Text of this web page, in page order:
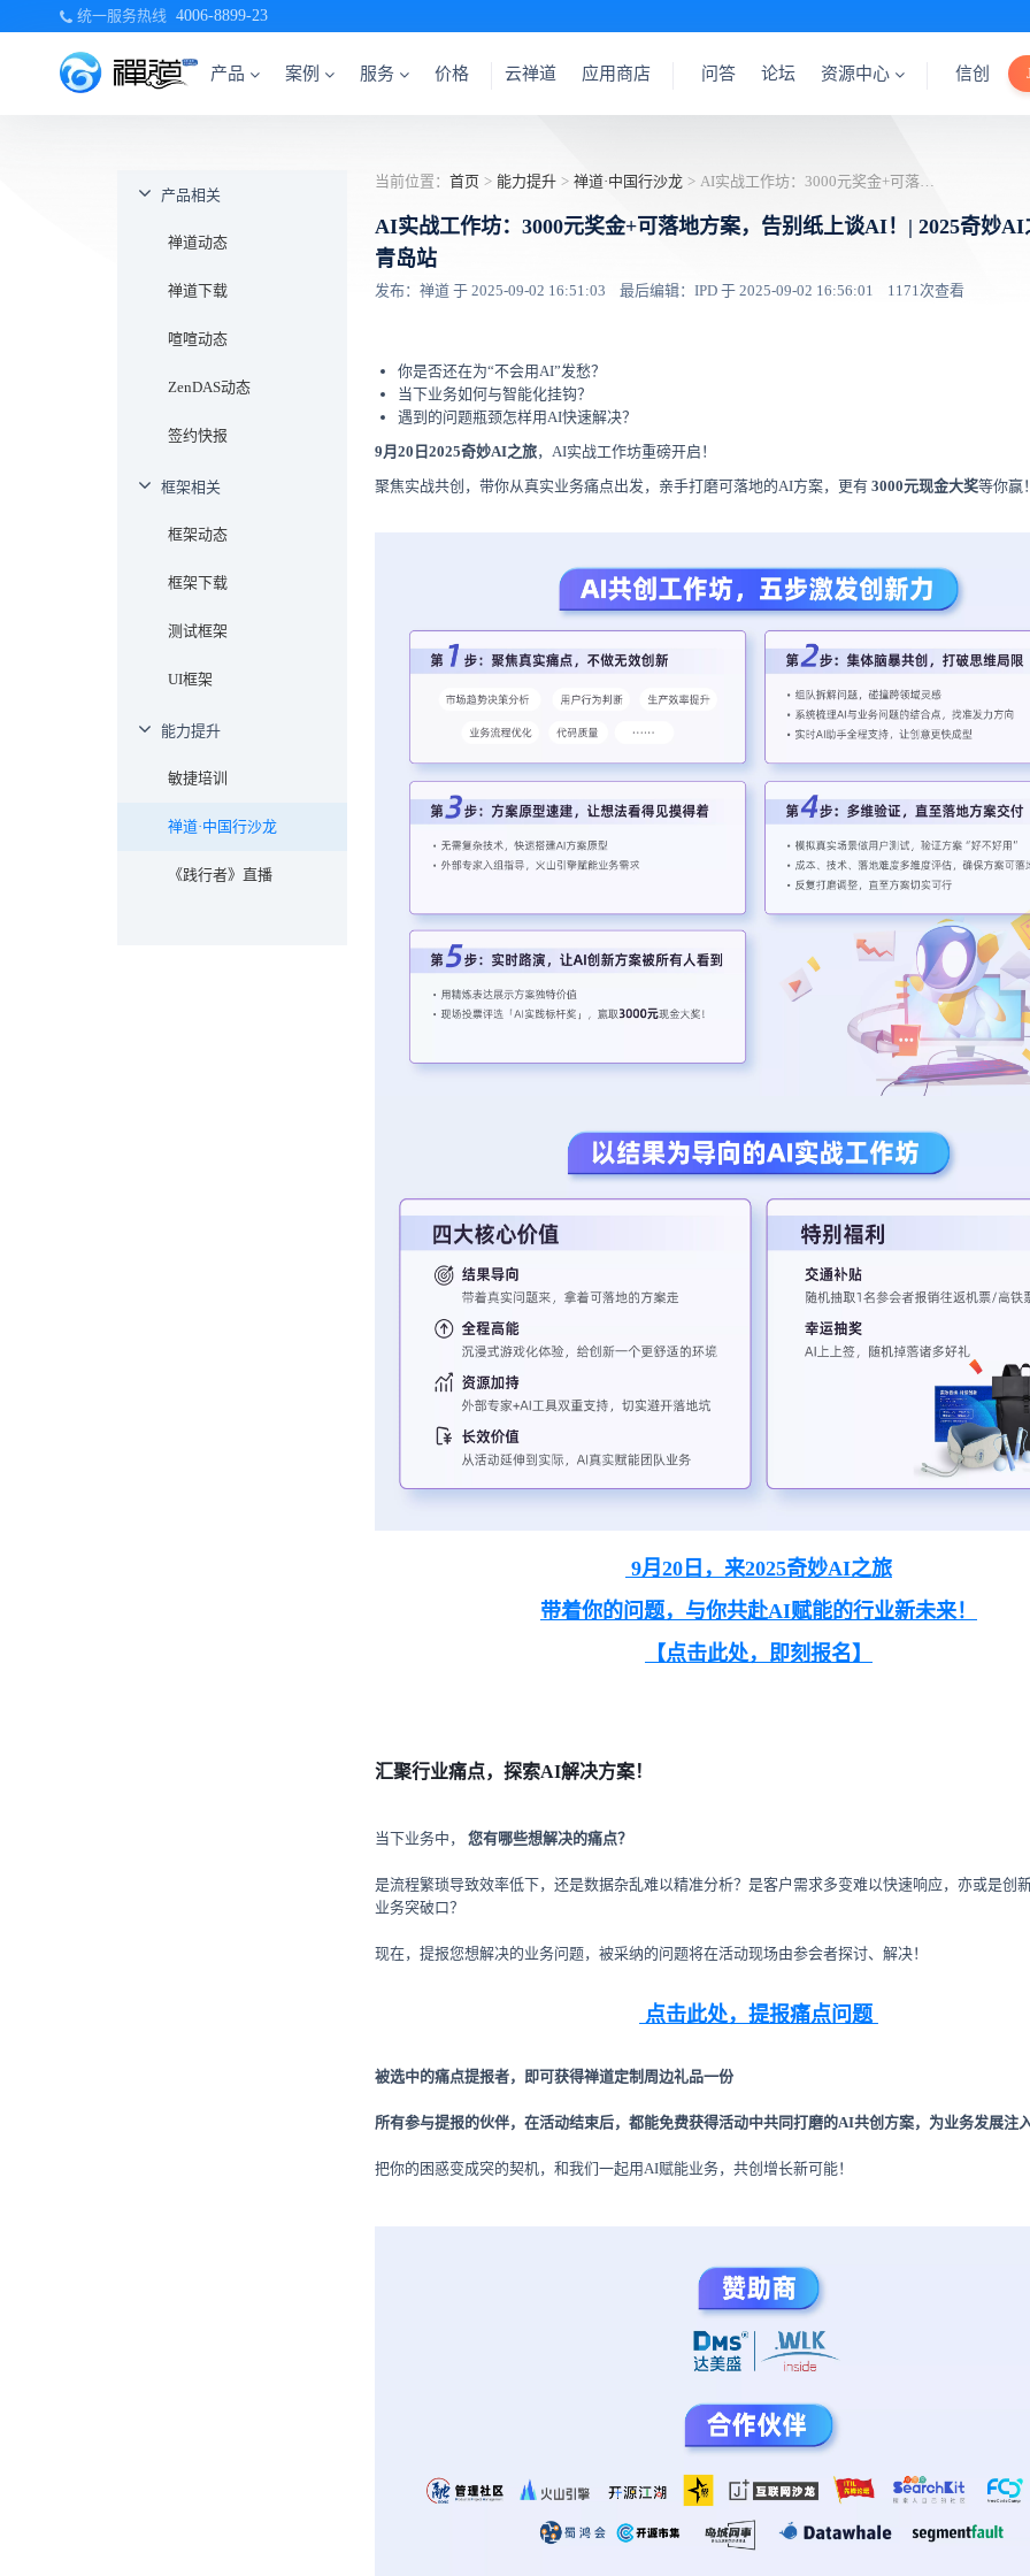
统一服务热线 4006-8899-23
产品 案例 服务 价格 云禅道 应用商店 问答 论坛 资源中心 信创
产品相关
禅道动态
禅道下载
喧喧动态
ZenDAS动态
签约快报
框架相关
框架动态
框架下载
测试框架
UI框架
能力提升
敏捷培训
禅道·中国行沙龙
《践行者》直播
当前位置： 首页 > 能力提升 > 禅道·中国行沙龙 > AI实战工作坊：3000元奖金+可落地方案，告别纸上谈AI！| 2025奇妙AI之旅青岛站
AI实战工作坊：3000元奖金+可落地方案，告别纸上谈AI！| 2025奇妙AI
青岛站
发布：禅道 于 2025-09-02 16:51:03 最后编辑：IPD 于 2025-09-02 16:56:01 1171次查看
你是否还在为“不会用AI”发愁？
当下业务如何与智能化挂钩？
遇到的问题瓶颈怎样用AI快速解决？
9月20日2025奇妙AI之旅，AI实战工作坊重磅开启！
聚焦实战共创，带你从真实业务痛点出发，亲手打磨可落地的AI方案，更有 3000元现金大奖等你赢！
9月20日，来2025奇妙AI之旅
带着你的问题， 与你共赴AI赋能的行业新未来！
【点击此处，即刻报名】
汇聚行业痛点，探索AI解决方案！
当下业务中， 您有哪些想解决的痛点？
是流程繁琐导致效率低下，还是数据杂乱难以精准分析？是客户需求多变难以快速响应，亦或是创
业务突破口？
现在，提报您想解决的业务问题，被采纳的问题将在活动现场由参会者探讨、解决！
点击此处， 提报痛点问题
被选中的痛点提报者，即可获得禅道定制周边礼品一份
所有参与提报的伙伴，在活动结束后，都能免费获得活动中共同打磨的AI共创方案，为业务发展注入
把你的困惑变成突的契机，和我们一起用AI赋能业务，共创增长新可能！